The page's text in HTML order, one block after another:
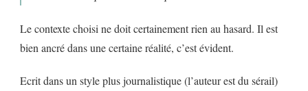
Le contexte choisi ne doit certainement rien au hasard. Il est
bien ancré dans une certaine réalité, c’est évident.
Ecrit dans un style plus journalistique (l’auteur est du sérail)